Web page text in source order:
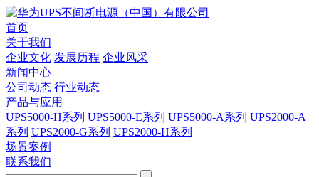
首页
关于我们
企业文化 发展历程 企业风采
新闻中心
公司动态 行业动态
产品与应用
UPS5000-H系列 UPS5000-E系列 UPS5000-A系列 UPS2000-A
系列 UPS2000-G系列 UPS2000-H系列
场景案例
联系我们